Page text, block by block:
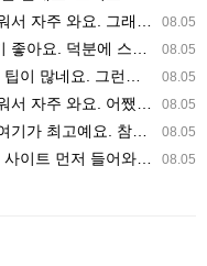
08.05
정식 서비스로 봐야 안전해요. 다음…
08.05
경로로만 시청하려 해요. 좋은 정보…
08.05
식 서비스로 봐야 안전해요. 다음…
08.05
합법적인 곳에서 봐야 마음 편해요.…
08.05
합법적인 곳에서 봐야 마음 편해요.…
08.05
epl중계 볼 때 공식 중계 채널 먼저…